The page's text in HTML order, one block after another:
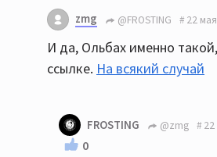
zmg @FROSTING 22
И да, Ольбах именно
ссылке. На всякий случай
FROSTING @zmg
0